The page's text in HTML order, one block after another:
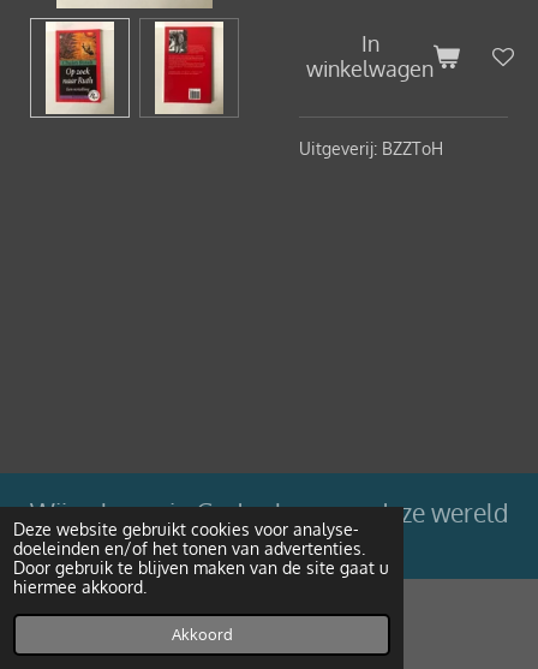
Deze website gebruikt cookies voor analyse-
doeleinden en/of het tonen van advertenties.
Door gebruik te blijven maken van de site gaat u
hiermee akkoord.
Akkoord
In
winkelwagen
Uitgeverij: BZZToH
Wij geloven in Gods plan voor deze wereld
Powered byJouwWeb